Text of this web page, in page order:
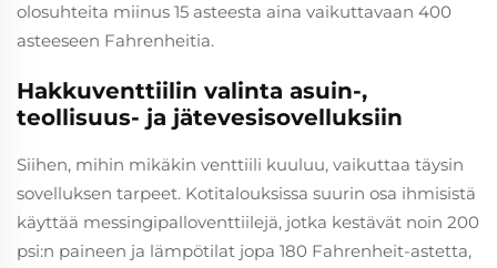
olosuhteita miinus 15 asteesta aina vaikuttavaan 400
asteeseen Fahrenheitia.
Hakkuventtiilin valinta asuin-,
teollisuus- ja jätevesisovelluksiin
Siihen, mihin mikäkin venttiili kuuluu, vaikuttaa täysin
sovelluksen tarpeet. Kotitalouksissa suurin osa ihmisistä
käyttää messingipalloventtiilejä, jotka kestävät noin 200
psi:n paineen ja lämpötilat jopa 180 Fahrenheit-astetta,